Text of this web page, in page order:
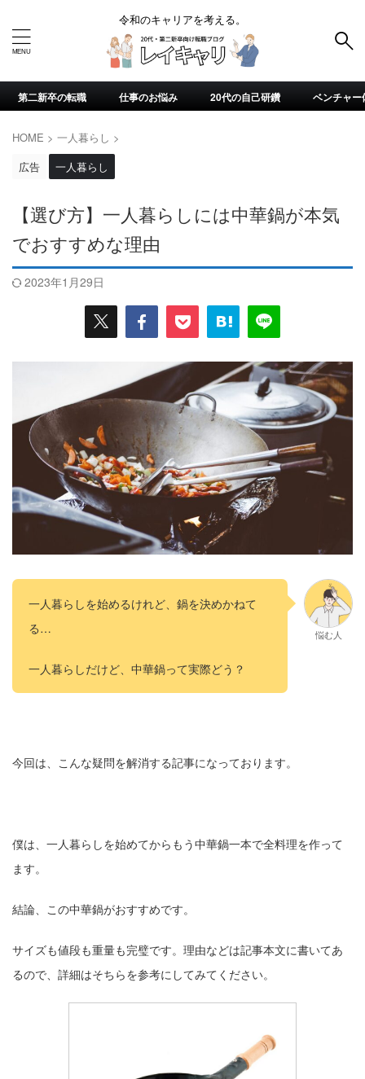
令和のキャリアを考える。
第二新卒の転職 仕事のお悩み 20代の自己研鑽 ベンチャー
HOME > 一人暮らし >
広告
一人暮らし
【選び方】一人暮らしには中華鍋が本気
でおすすめな理由
2023年1月29日
一人暮らしを始めるけれど、鍋を決めかねて
る…
一人暮らしだけど、中華鍋って実際どう？
悩む人
今回は、こんな疑問を解消する記事になっております。
僕は、一人暮らしを始めてからもう中華鍋一本で全料理を作って
ます。
結論、この中華鍋がおすすめです。
サイズも値段も重量も完璧です。理由などは記事本文に書いてあ
るので、詳細はそちらを参考にしてみてください。